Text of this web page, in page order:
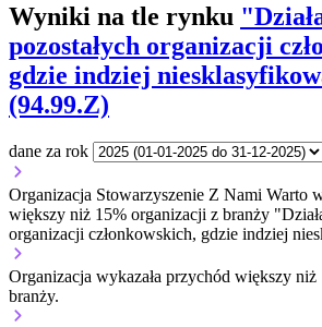
Wyniki na tle rynku
pozostałych organizacji
gdzie indziej
(94.99.Z)
dane za rok
Organizacja Stowarzyszenie Z Nami Warto
większy niż 15% organizacji z branży
organizacji członkowskich, gdzie indziej
Organizacja wykazała przychód większy
branży.